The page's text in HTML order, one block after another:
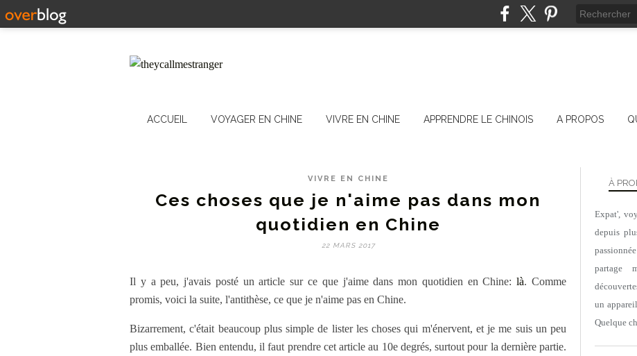
ACCUEIL VOYAGER EN CHINE VIVRE EN CHINE APPRENDRE LE CHINOIS A PROPOS
VIVRE EN CHINE
Ces choses que je n'aime pas dans mon
quotidien en Chine
22 MARS 2017
Il y a peu, j'avais posté un article sur ce que j'aime dans mon quotidien en Chine:là. Comme
promis, voici la suite, l'antithèse, ce que je n'aime pas en Chine.
Bizarrement, c'était beaucoup plus simple de lister les choses qui m'énervent, et je me suis un peu
plus emballée. Bien entendu, il faut prendre cet article au 10e degrés, surtout pour la dernière partie.
À
Expat',
depuis
partage
un
Quelque